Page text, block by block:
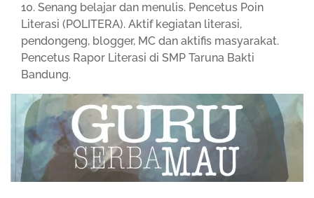
10. Senang belajar dan menulis. Pencetus Poin
Literasi (POLITERA). Aktif kegiatan literasi,
pendongeng, blogger, MC dan aktifis masyarakat.
Pencetus Rapor Literasi di SMP Taruna Bakti
Bandung.